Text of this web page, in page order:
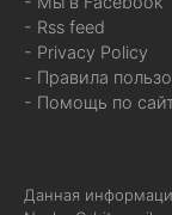
- Rss feed
- Privacy Policy
- Правила
- Помощь по
Данная